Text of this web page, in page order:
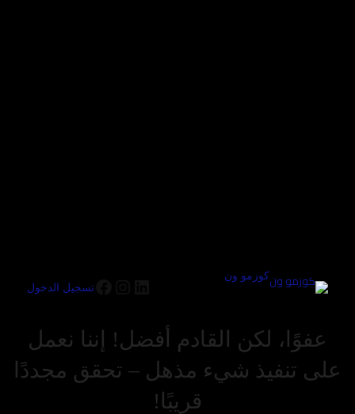
كوزمو ون
تسجيل الدخول
عفوًا، لكن القادم أفضل! إننا نعمل
على تنفيذ شيء مذهل – تحقق مجددًا
قريبًا!